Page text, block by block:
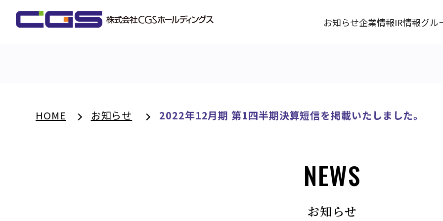
お知らせ企業情報IR情報グル
HOME お知らせ 2022年12月期 第1四半期決算短信を掲載いたしました。
NEWS
お知らせ